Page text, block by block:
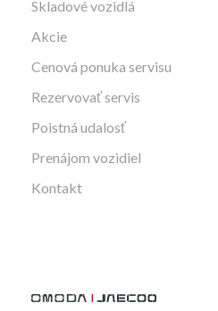
Skladové vozidlá
Akcie
Cenová ponuka servisu
Rezervovať servis
Poistná udalosť
Prenájom vozidiel
Kontakt